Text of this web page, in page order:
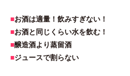
■お酒は適量！飲みすぎない！
■お酒と同じくらい水を飲む！
■醸造酒より蒸留酒
■ジュースで割らない